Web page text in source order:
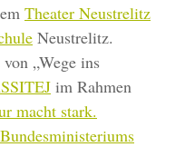
Theater Neustrelitz
Neustrelitz.
„Wege ins
im Rahmen
macht stark.